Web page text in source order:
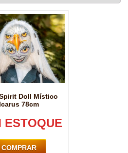
Doll Místico
Icarus 78cm
ESTOQUE
COMPRAR